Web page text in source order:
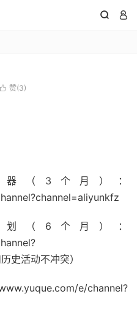
 
赞(3)
（3个月）：
（6个月）：
史活动不冲突）
e/channel?